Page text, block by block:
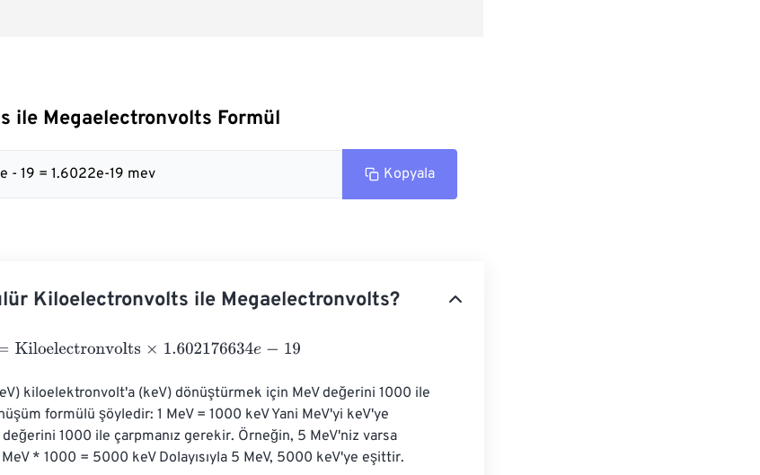
ile Megaelectronvolts Formül
- 19 = 1.6022e-19 mev Kopyala
Kiloelectronvolts ile Megaelectronvolts?
×1.602176634e-19
kiloelektronvolt'a (keV) dönüştürmek için MeV değerini 1000 ile
formülü şöyledir: 1 MeV = 1000 keV Yani MeV'yi keV'ye
1000 ile çarpmanız gerekir. Örneğin, 5 MeV'niz varsa
* 1000 = 5000 keV Dolayısıyla 5 MeV, 5000 keV'ye eşittir.